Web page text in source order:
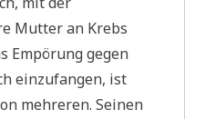
Mutter an Krebs
Empörung gegen
einzufangen, ist
mehreren. Seinen